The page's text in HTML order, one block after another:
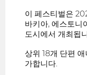
이 페스티벌은
바키아, 에스토니
도시에서 개최됩
상위 18개 단편
가합니다.